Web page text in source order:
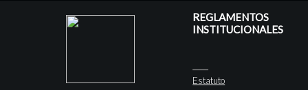
REGLAMENTOS
INSTITUCIONALES
Estatuto